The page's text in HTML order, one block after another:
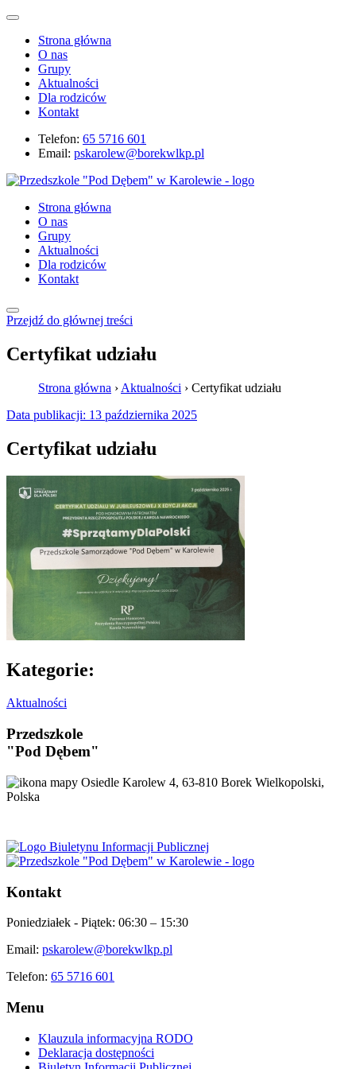
Strona główna
O nas
Grupy
Aktualności
Dla rodziców
Kontakt
Telefon: 65 5716 601
Email: pskarolew@borekwlkp.pl
Strona główna
O nas
Grupy
Aktualności
Dla rodziców
Kontakt
Przejdź do głównej treści
Certyfikat udziału
Strona główna › Aktualności › Certyfikat udziału
Data publikacji: 13 października 2025
Certyfikat udziału
Kategorie:
Aktualności
Przedszkole
"Pod Dębem"
Osiedle Karolew 4, 63-810 Borek Wielkopolski,
Polska
Kontakt
Poniedziałek - Piątek: 06:30 – 15:30
Email: pskarolew@borekwlkp.pl
Telefon: 65 5716 601
Menu
Klauzula informacyjna RODO
Deklaracja dostępności